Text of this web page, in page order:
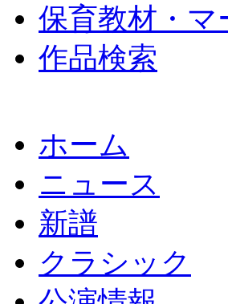
保育教材・マ
作品検索
ホーム
ニュース
新譜
クラシック